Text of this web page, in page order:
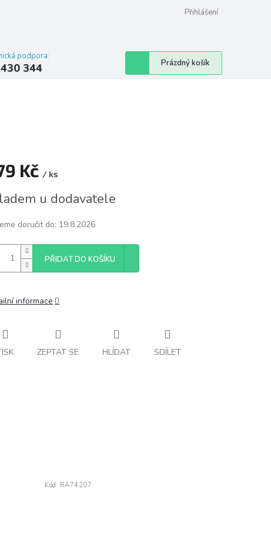
Přihlášení
podpora:
344
Nákupní
košík
Prázdný košík
Kč / ks
u dodavatele
doručit do: 19.8.2026
PŘIDAT DO KOŠÍKU
informace
ZEPTAT SE HLÍDAT SDÍLET
Kód: RA74207